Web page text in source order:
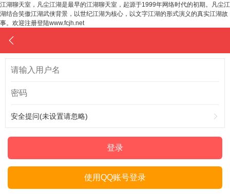
江湖聊天室，凡尘江湖是最早的江湖聊天室，起源于1999年网络时代的初期。凡尘江
湖结合笑傲江湖武侠背景，以世纪江湖为核心，以文字江湖的形式演义的真实江湖故
事。欢迎注册登陆www.fcjh.net
安全提问(未设置请忽略)
登录
使用QQ账号登录